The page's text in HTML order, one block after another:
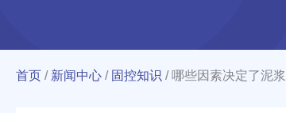
首页 / 新闻中心 / 固控知识 / 哪些因素决定了泥